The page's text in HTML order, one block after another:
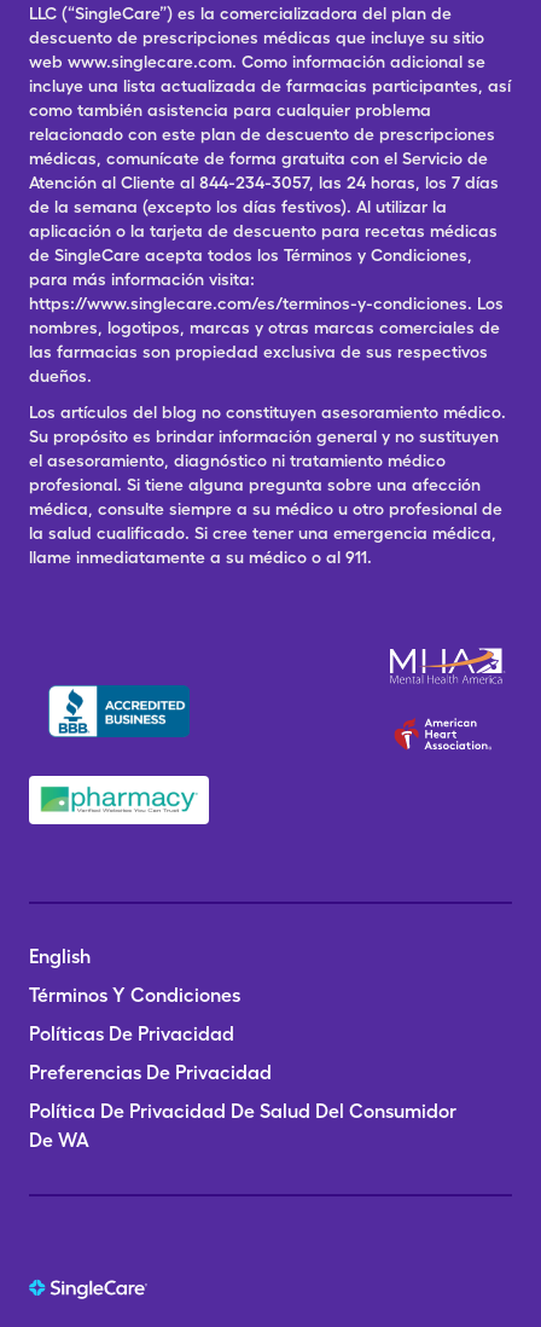
LLC (“SingleCare”) es la comercializadora del plan de
descuento de prescripciones médicas que incluye su sitio
web www.singlecare.com. Como información adicional se
incluye una lista actualizada de farmacias participantes, así
como también asistencia para cualquier problema
relacionado con este plan de descuento de prescripciones
médicas, comunícate de forma gratuita con el Servicio de
Atención al Cliente al 844-234-3057, las 24 horas, los 7 días
de la semana (excepto los días festivos). Al utilizar la
aplicación o la tarjeta de descuento para recetas médicas
de SingleCare acepta todos los Términos y Condiciones,
para más información visita:
https://www.singlecare.com/es/terminos-y-condiciones. Los
nombres, logotipos, marcas y otras marcas comerciales de
las farmacias son propiedad exclusiva de sus respectivos
dueños.
Los artículos del blog no constituyen asesoramiento médico.
Su propósito es brindar información general y no sustituyen
el asesoramiento, diagnóstico ni tratamiento médico
profesional. Si tiene alguna pregunta sobre una afección
médica, consulte siempre a su médico u otro profesional de
la salud cualificado. Si cree tener una emergencia médica,
llame inmediatamente a su médico o al 911.
English
Términos Y Condiciones
Políticas De Privacidad
Preferencias De Privacidad
Política De Privacidad De Salud Del Consumidor
De WA